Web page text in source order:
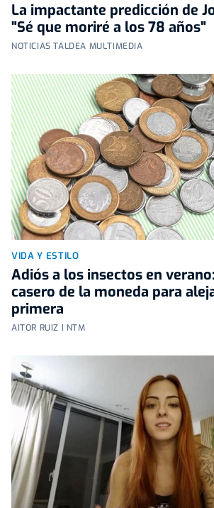
La impactante predicción de
"Sé que moriré a los 78 años"
NOTICIAS TALDEA MULTIMEDIA
VIDA Y ESTILO
Adiós a los insectos en
casero de la moneda para
primera
AITOR RUIZ | NTM